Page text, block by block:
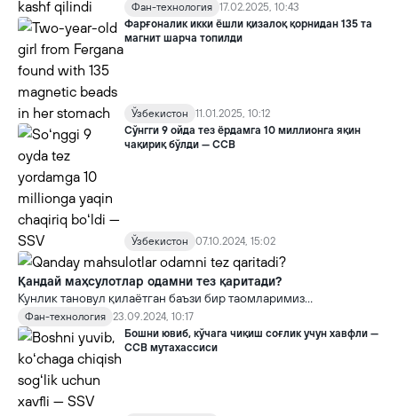
Фан-технология 17.02.2025, 10:43
Фарғоналик икки ёшли қизалоқ қорнидан 135 та
магнит шарча топилди
Ўзбекистон
11.01.2025, 10:12
Сўнгги 9 ойда тез ёрдамга 10 миллионга яқин
чақириқ бўлди — ССВ
Ўзбекистон 07.10.2024, 15:02
Қандай маҳсулотлар одамни тез қаритади?
Кунлик тановул қилаётган баъзи бир таомларимиз
саломатлигимизга бевосита салбий таъсир қилиб,
организмнинг қариш жараёнини тезлаштириши мумкин.
Соғлиқни сақлаш вазирлиги томонидан ана шундай
маҳсулотларнинг рўйхати ва уларнинг танага таъсири ҳақида
маълумот берилди.
Фан-технология 23.09.2024, 10:17
Бошни ювиб, кўчага чиқиш соғлик учун хавфли —
ССВ мутахассиси